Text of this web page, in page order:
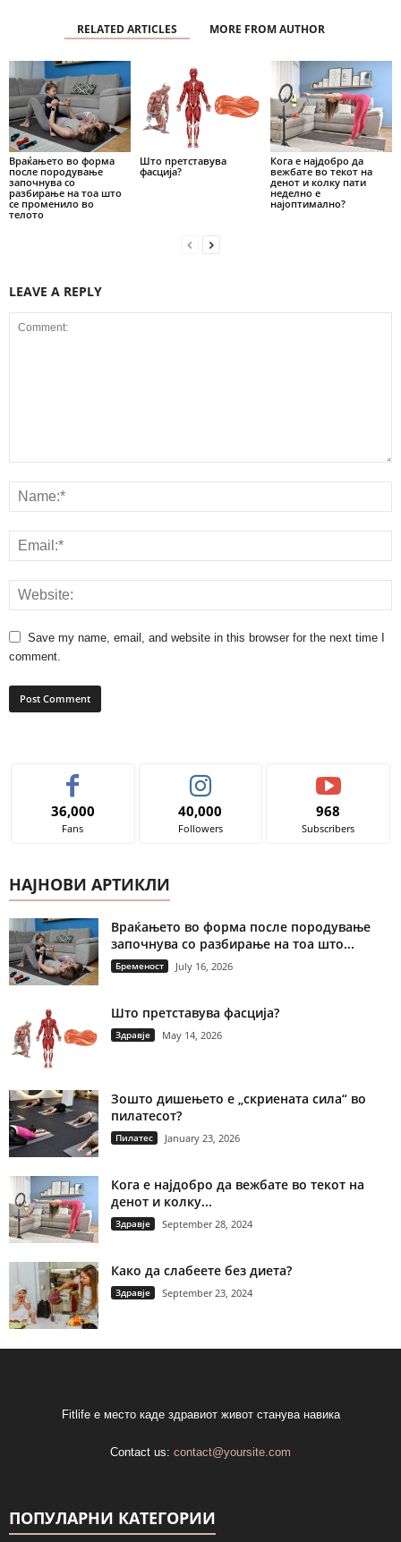
RELATED ARTICLES MORE FROM AUTHOR
Враќањето во форма
после породување
започнува со
разбирање на тоа што
се променило во
телото
Што претставува
фасција?
Кога е најдобро да
вежбате во текот на
денот и колку пати
неделно е
најоптимално?
LEAVE A REPLY
Save my name, email, and website in this browser for the next time I
comment.
36,000
Fans
40,000
Followers
968
Subscribers
НАЈНОВИ АРТИКЛИ
Враќањето во форма после породување
започнува со разбирање на тоа што...
Бременост July 16, 2026
Што претставува фасција?
Здравје May 14, 2026
Зошто дишењето е „скриената сила“ во
пилатесот?
Пилатес January 23, 2026
Кога е најдобро да вежбате во текот на
денот и колку...
Здравје September 28, 2024
Како да слабеете без диета?
Здравје September 23, 2024
Fitlife е место каде здравиот живот станува навика
Contact us: contact@yoursite.com
ПОПУЛАРНИ КАТЕГОРИИ